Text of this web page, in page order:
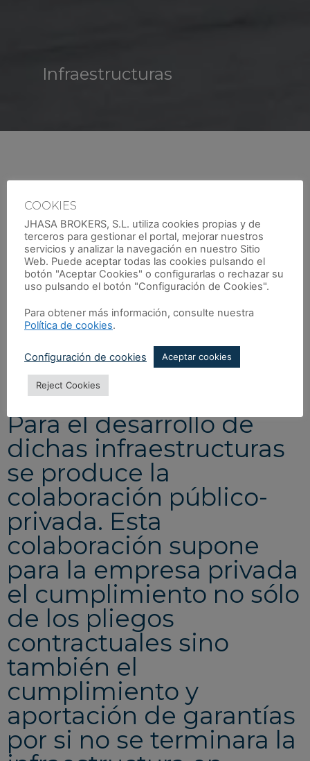
Infraestructuras
El desarrollo de
infraestructuras es un
potente motor y
dinamizador de la
economía
euros cada año en reparar, sustituir y construir nuevas
capacidades para el transporte, energía, servicios públicos, los
aeropuertos, y la infraestructura social o de salud.
Para el desarrollo de
dichas infraestructuras
se produce la
colaboración público-
privada. Esta
colaboración supone
para la empresa privada
el cumplimiento no sólo
de los pliegos
contractuales sino
también el
cumplimiento y
aportación de garantías
por si no se terminara la
COOKIES
JHASA BROKERS, S.L. utiliza cookies propias y de
terceros para gestionar el portal, mejorar nuestros
servicios y analizar la navegación en nuestro Sitio
Web. Puede aceptar todas las cookies pulsando el
botón "Aceptar Cookies" o configurarlas o rechazar su
uso pulsando el botón "Configuración de Cookies".
Para obtener más información, consulte nuestra
Política de cookies.
Configuración de cookies Aceptar cookies
Reject Cookies